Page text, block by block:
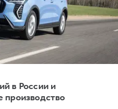
от 3 499 000 ₽
дороге»
обслуживания
в России и
производство